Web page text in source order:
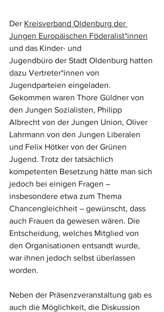
Der Kreisverband Oldenburg der
Jungen Europäischen Föderalist*innen
und das Kinder- und
Jugendbüro der Stadt Oldenburg hatten
dazu Vertreter*innen von
Jugendparteien eingeladen.
Gekommen waren Thore Güldner von
den Jungen Sozialisten, Philipp
Albrecht von der Jungen Union, Oliver
Lahrmann von den Jungen Liberalen
und Felix Hötker von der Grünen
Jugend. Trotz der tatsächlich
kompetenten Besetzung hätte man sich
jedoch bei einigen Fragen –
insbesondere etwa zum Thema
Chancengleichheit – gewünscht, dass
auch Frauen da gewesen wären. Die
Entscheidung, welches Mitglied von
den Organisationen entsandt wurde,
war ihnen jedoch selbst überlassen
worden.
Neben der Präsenzveranstaltung gab es
auch die Möglichkeit, die Diskussion